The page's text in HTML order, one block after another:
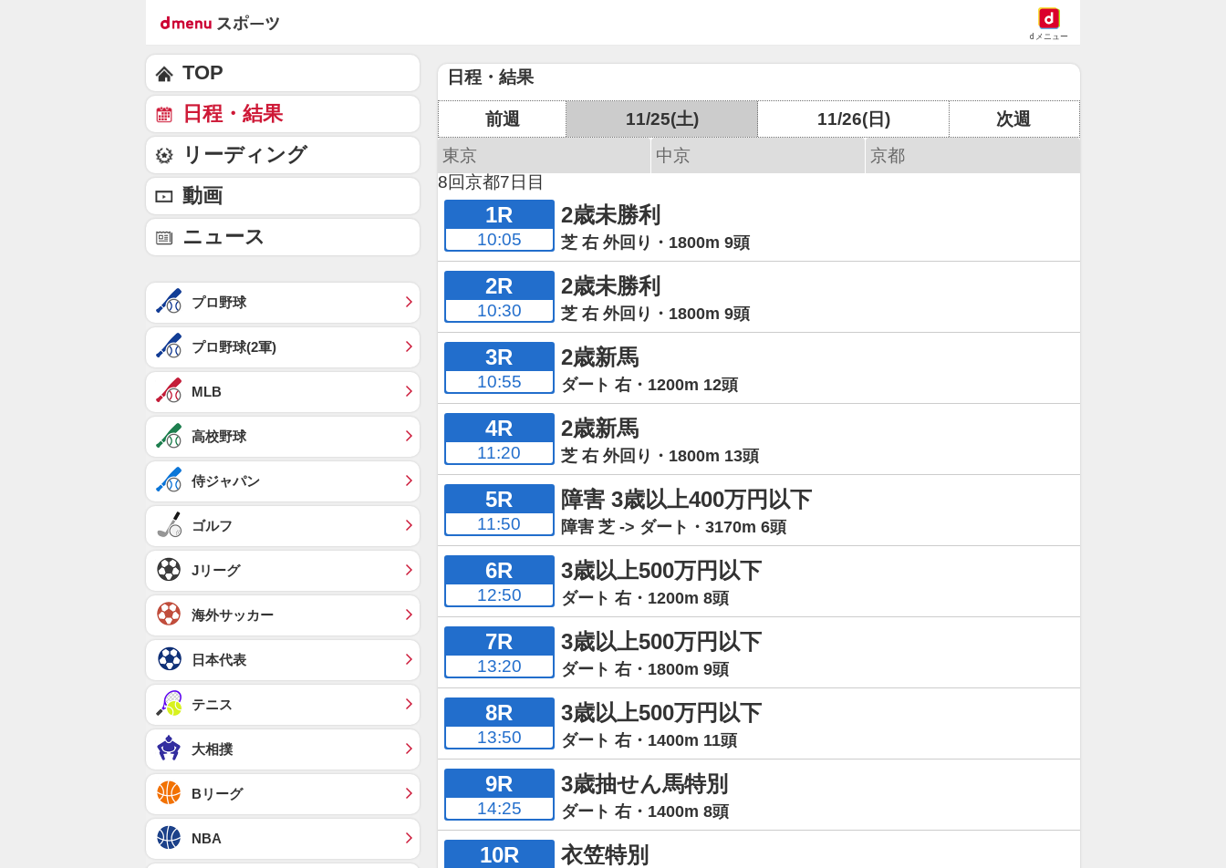
dメニュー
日程・結果
前週 11/25(土) 11/26(日)
次週
東京
中京
京都
8回京都7日目
1R
10:05
2歳未勝利
芝 右 外回り・1800m 9頭
2R
10:30
2歳未勝利
芝 右 外回り・1800m 9頭
3R
10:55
2歳新馬
ダート 右・1200m 12頭
4R
11:20
2歳新馬
芝 右 外回り・1800m 13頭
5R
11:50
障害 3歳以上400万円以下
障害 芝 -> ダート・3170m 6頭
6R
12:50
3歳以上500万円以下
ダート 右・1200m 8頭
7R
13:20
3歳以上500万円以下
ダート 右・1800m 9頭
8R
13:50
3歳以上500万円以下
ダート 右・1400m 11頭
9R
14:25
3歳抽せん馬特別
ダート 右・1400m 8頭
10R 衣笠特別
TOP
日程・結果
リーディング
動画
ニュース
プロ野球
プロ野球(2軍)
MLB
高校野球
侍ジャパン
ゴルフ
Jリーグ
海外サッカー
日本代表
テニス
大相撲
Bリーグ
NBA